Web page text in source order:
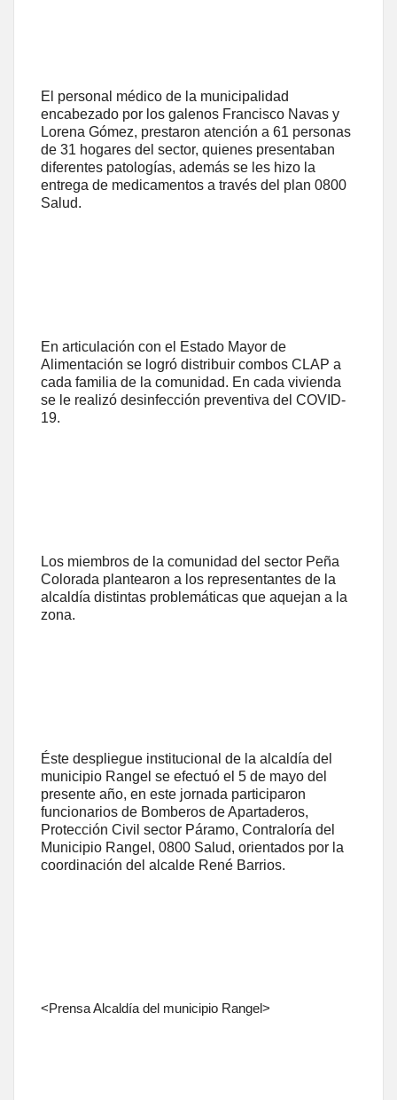
El personal médico de la municipalidad
encabezado por los galenos Francisco Navas y
Lorena Gómez, prestaron atención a 61 personas
de 31 hogares del sector, quienes presentaban
diferentes patologías, además se les hizo la
entrega de medicamentos a través del plan 0800
Salud.
En articulación con el Estado Mayor de
Alimentación se logró distribuir combos CLAP a
cada familia de la comunidad. En cada vivienda
se le realizó desinfección preventiva del COVID-
19.
Los miembros de la comunidad del sector Peña
Colorada plantearon a los representantes de la
alcaldía distintas problemáticas que aquejan a la
zona.
Éste despliegue institucional de la alcaldía del
municipio Rangel se efectuó el 5 de mayo del
presente año, en este jornada participaron
funcionarios de Bomberos de Apartaderos,
Protección Civil sector Páramo, Contraloría del
Municipio Rangel, 0800 Salud, orientados por la
coordinación del alcalde René Barrios.
<Prensa Alcaldía del municipio Rangel>